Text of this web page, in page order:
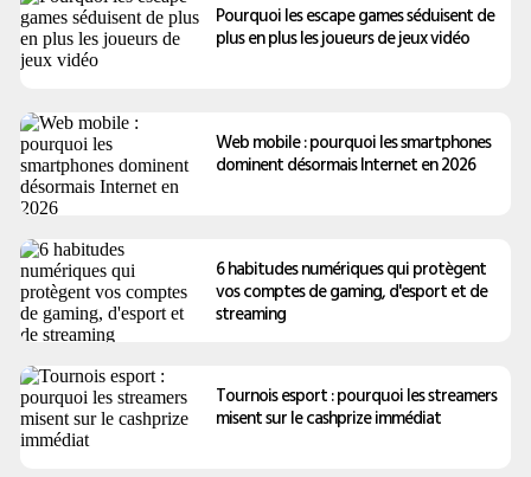
Pourquoi les escape games séduisent de
plus en plus les joueurs de jeux vidéo
Web mobile : pourquoi les smartphones
dominent désormais Internet en 2026
6 habitudes numériques qui protègent
vos comptes de gaming, d'esport et de
streaming
Tournois esport : pourquoi les streamers
misent sur le cashprize immédiat